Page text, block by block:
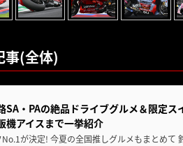
事(全体)
SA・PAの絶品ドライブグルメ＆限定
機アイスまで一挙紹介
No.1が決定! 今夏の全国推しグルメもまとめて